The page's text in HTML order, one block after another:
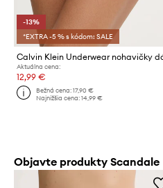
-13%
*EXTRA -5 % s kódom: SALE
Aktuálna cena:
12,99 €
Bežná cena:17,90 €
Najnižšia cena:14,99 €
Objavte produkty Scandale